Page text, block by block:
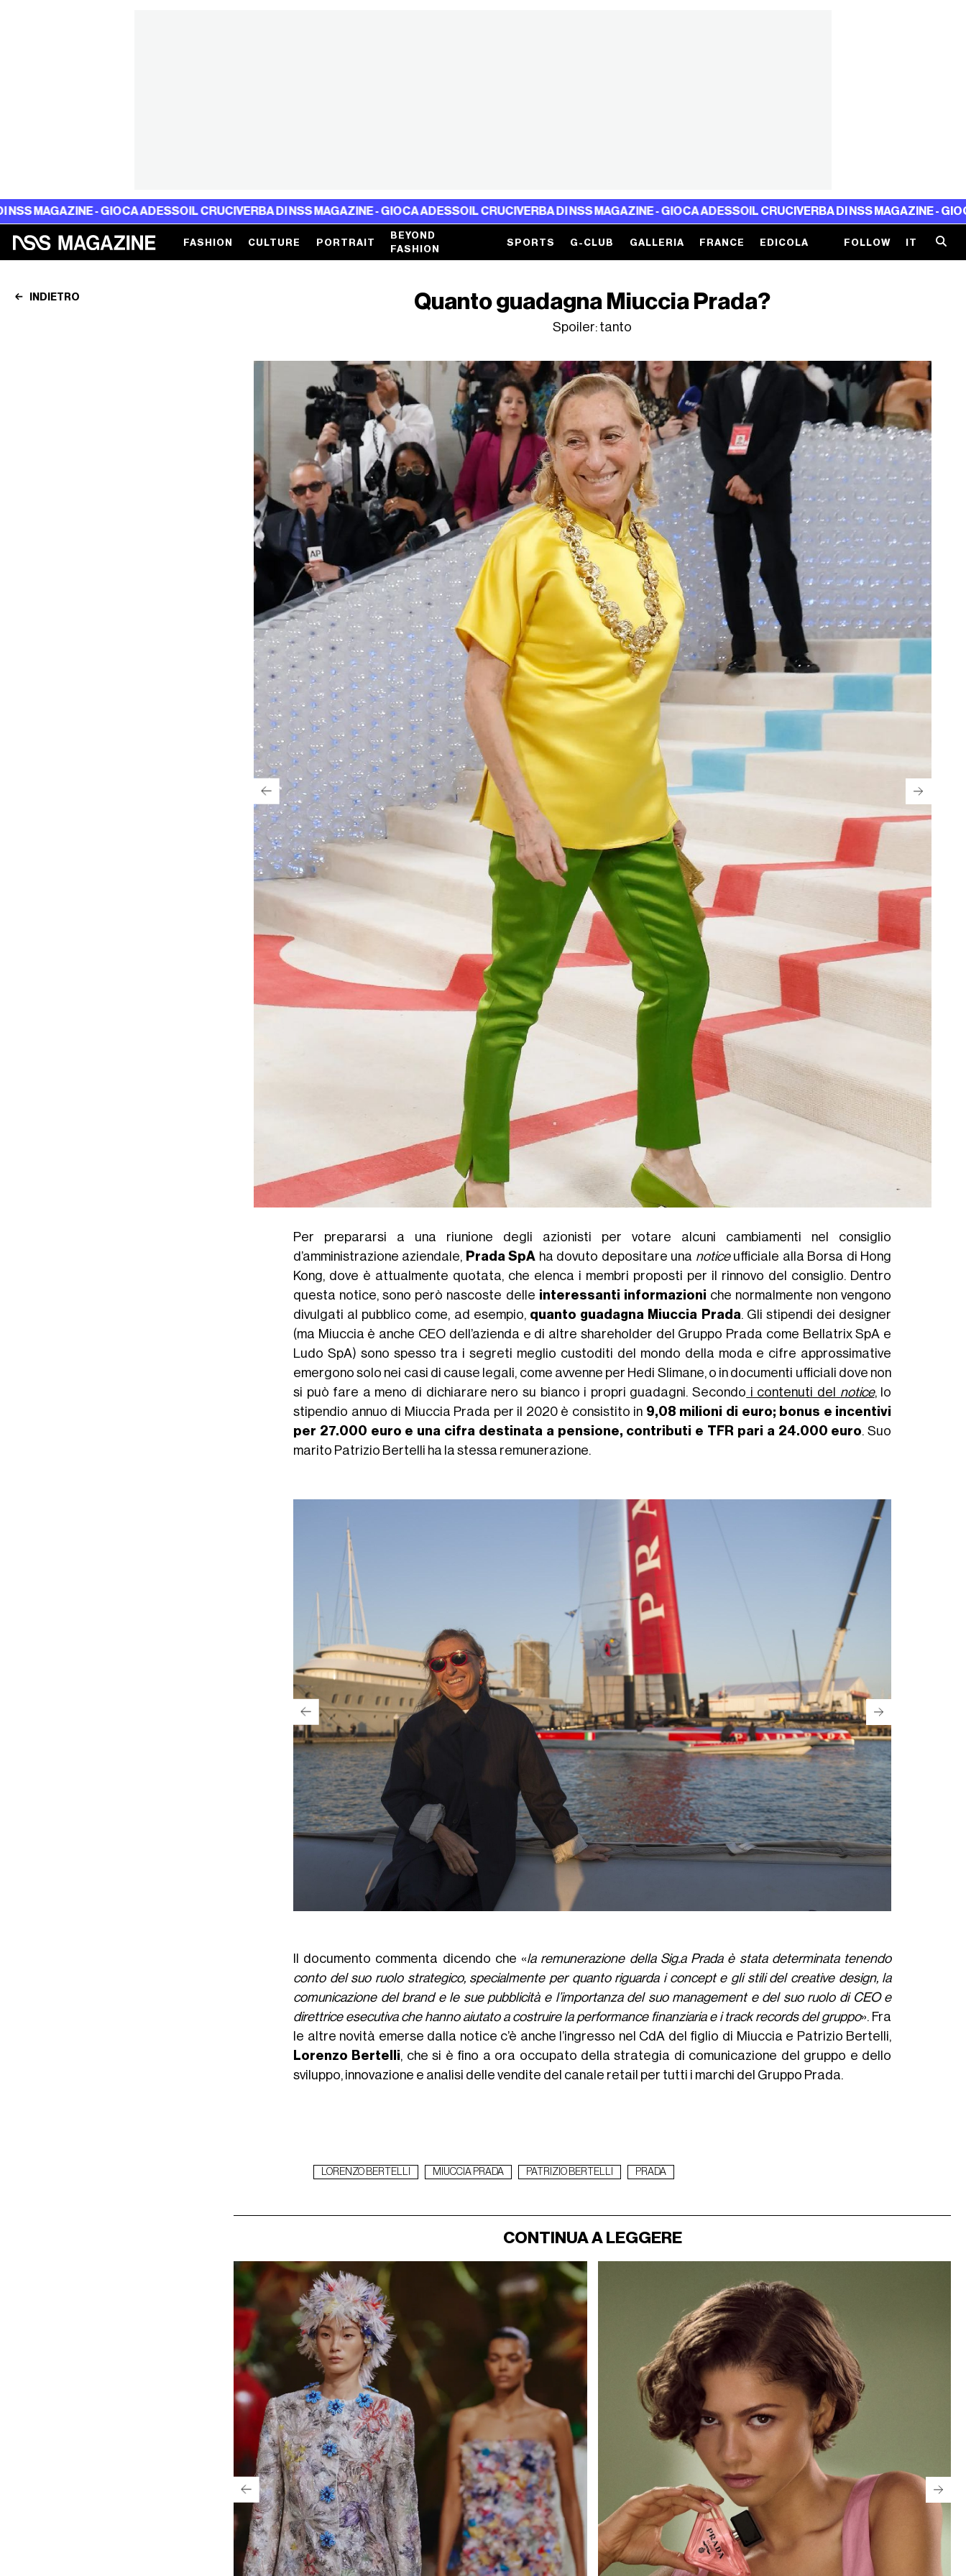
- GIOCA ADESSOIL CRUCIVERBA DI NSS MAGAZINE - GIOCA ADESSOIL CRUCIVERBA DI NSS MAGAZINE - GIOCA ADESSOIL CRUCIVERBA DI NSS MAGAZINE - GIOCA ADESSO
FASHION CULTURE PORTRAIT
BEYOND
FASHION
SPORTS G-CLUB GALLERIA FRANCE EDICOLA FOLLOW IT
INDIETRO Quanto guadagna Miuccia Prada?
Spoiler: tanto
Per prepararsi a una riunione degli azionisti per votare alcuni cambiamenti nel consiglio
d’amministrazione aziendale, Prada SpA ha dovuto depositare una noticeufficiale alla Borsa di Hong
Kong, dove è attualmente quotata, che elenca i membri proposti per il rinnovo del consiglio. Dentro
questa notice, sono però nascoste delle interessanti informazioni che normalmente non vengono
divulgati al pubblico come, ad esempio, quanto guadagna Miuccia Prada. Gli stipendi dei designer
(ma Miuccia è anche CEO dell’azienda e di altre shareholder del Gruppo Prada come Bellatrix SpA e
Ludo SpA) sono spesso tra i segreti meglio custoditi del mondo della moda e cifre approssimative
emergono solo nei casi di cause legali, come avvenne per Hedi Slimane, o in documenti ufficiali dove non
si può fare a meno di dichiarare nero su bianco i propri guadagni. Secondo i contenuti del notice, lo
stipendio annuo di Miuccia Prada per il 2020 è consistito in 9,08 milioni di euro; bonus e incentivi
per 27.000 euro e una cifra destinata a pensione, contributi e TFR pari a 24.000 euro. Suo
marito Patrizio Bertelli ha la stessa remunerazione.
Il documento commenta dicendo che «la remunerazione della Sig.a Prada è stata determinata tenendo
conto del suo ruolo strategico, specialmente per quanto riguarda i concept e gli stili del creative design, la
comunicazione del brand e le sue pubblicità e l’importanza del suo management e del suo ruolo di CEO e
direttrice esecutiva che hanno aiutato a costruire la performance finanziaria e i track records del gruppo». Fra
le altre novità emerse dalla notice c’è anche l’ingresso nel CdA del figlio di Miuccia e Patrizio Bertelli,
Lorenzo Bertelli, che si è fino a ora occupato della strategia di comunicazione del gruppo e dello
sviluppo, innovazione e analisi delle vendite del canale retail per tutti i marchi del Gruppo Prada.
LORENZO BERTELLI MIUCCIA PRADA PATRIZIO BERTELLI PRADA
CONTINUA A LEGGERE